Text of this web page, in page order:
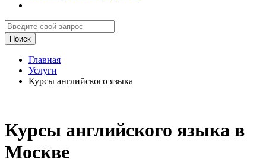
Главная
Услуги
Курсы английского языка
Курсы английского языка в
Москве